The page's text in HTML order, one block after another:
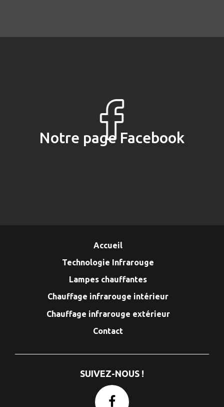
Notre page Facebook
Accueil
Technologie Infrarouge
Lampes chauffantes
Chauffage infrarouge intérieur
Chauffage infrarouge extérieur
Contact
SUIVEZ-NOUS !